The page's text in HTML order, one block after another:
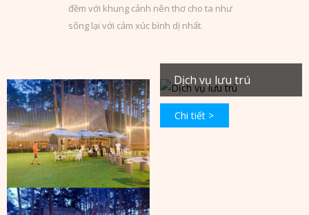
đềm với khung cảnh nên thơ cho ta như
sống lại với cảm xúc bình dị nhất.
Dịch vụ lưu trú
Chi tiết >